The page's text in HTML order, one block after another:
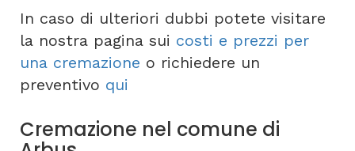
In caso di ulteriori dubbi potete visitare
la nostra pagina sui costi e prezzi per
una cremazione o richiedere un
preventivo qui
Cremazione nel comune di